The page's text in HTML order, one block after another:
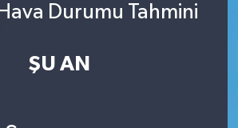
Durumu Tahmini
ŞU AN
Durumu ve Fikstür